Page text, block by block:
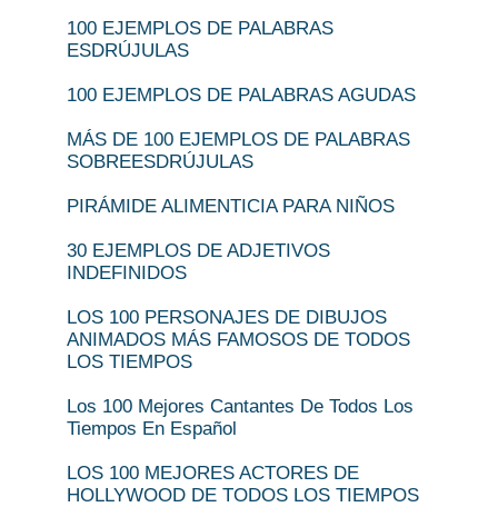
100 EJEMPLOS DE PALABRAS
ESDRÚJULAS
100 EJEMPLOS DE PALABRAS AGUDAS
MÁS DE 100 EJEMPLOS DE PALABRAS
SOBREESDRÚJULAS
PIRÁMIDE ALIMENTICIA PARA NIÑOS
30 EJEMPLOS DE ADJETIVOS
INDEFINIDOS
LOS 100 PERSONAJES DE DIBUJOS
ANIMADOS MÁS FAMOSOS DE TODOS
LOS TIEMPOS
Los 100 Mejores Cantantes De Todos Los
Tiempos En Español
LOS 100 MEJORES ACTORES DE
HOLLYWOOD DE TODOS LOS TIEMPOS